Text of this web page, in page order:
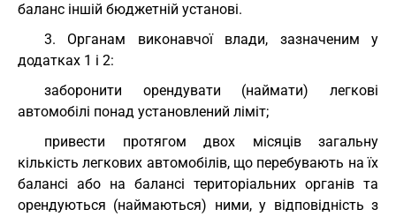
баланс іншій бюджетній установі.
3. Органам виконавчої влади, зазначеним у
додатках 1 і 2:
заборонити орендувати (наймати) легкові
автомобілі понад установлений ліміт;
привести протягом двох місяців загальну
кількість легкових автомобілів, що перебувають на їх
балансі або на балансі територіальних органів та
орендуються (наймаються) ними, у відповідність з